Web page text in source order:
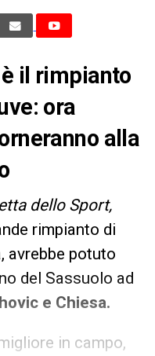
il rimpianto
ora
alla
dello Sport,
rimpianto di
avrebbe potuto
del Sassuolo ad
e Chiesa.
in campo,